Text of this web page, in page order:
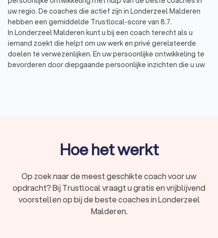
uw regio. De coaches die actief zijn in Londerzeel Malderen
hebben een gemiddelde Trustlocal-score van 8.7.
In Londerzeel Malderen kunt u bij een coach terecht als u
iemand zoekt die helpt om uw werk en privé gerelateerde
doelen te verwezenlijken. En uw persoonlijke ontwikkeling te
bevorderen door diepgaande persoonlijke inzichten die u uw
helpt u het leven te leiden zoals u dat wilt. De coach
behoeften en kwaliteiten. Met deze inzichten en nieuwe
vaardigheden kunt u uw doelen verwezenlijken.
Budget / financial coach: helpt mensen die hun
financiële huishouding goed op orde te krijgen.
Gezinscoach / kindercoach: een gezinscoach staat
Hoe het werkt
Op zoek naar de meest geschikte coach voor uw
opdracht? Bij Trustlocal vraagt u gratis en vrijblijvend
voorstellen op bij de beste coaches in Londerzeel
Malderen.